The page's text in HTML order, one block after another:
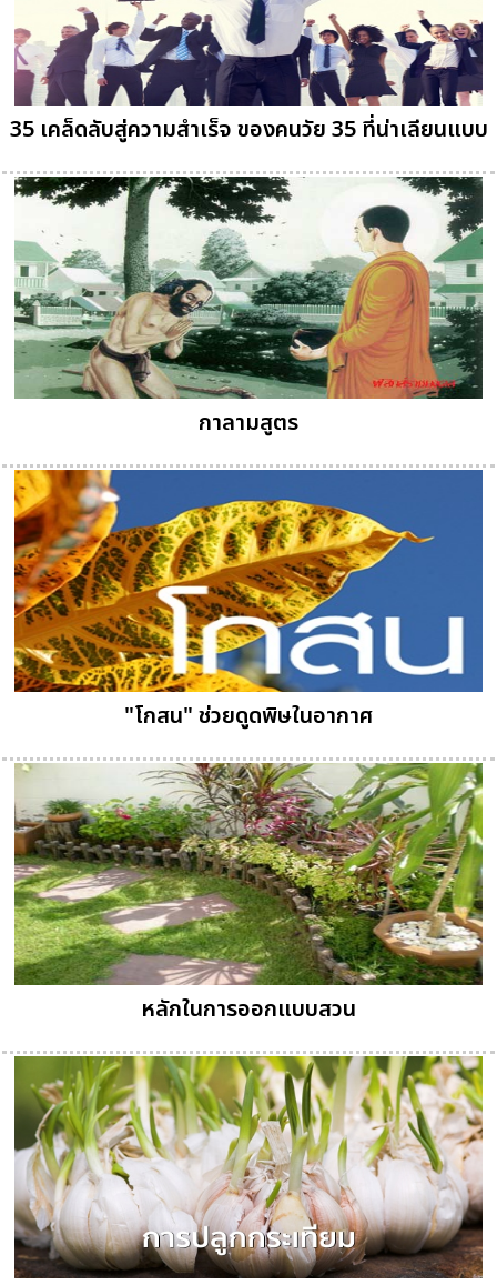
35 เคล็ดลับสู่ความสำเร็จ ของคนวัย 35 ที่น่าเลียนแบบ
กาลามสูตร
"โกสน" ช่วยดูดพิษในอากาศ
หลักในการออกแบบสวน